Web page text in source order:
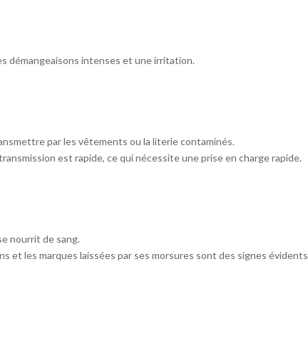
démangeaisons intenses et une irritation.
par les vêtements ou la literie contaminés.
est rapide, ce qui nécessite une prise en charge rapide.
nourrit de sang.
et les marques laissées par ses morsures sont des signes évidents